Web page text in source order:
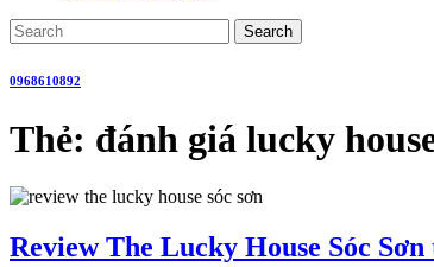
Close
Button
Search
for:
0968610892
Thẻ: đánh giá lucky
Review The Lucky House Sóc